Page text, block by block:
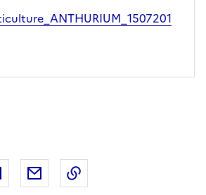
sur X (anciennement Twitter)
Partager sur LinkedIn
Partager par email